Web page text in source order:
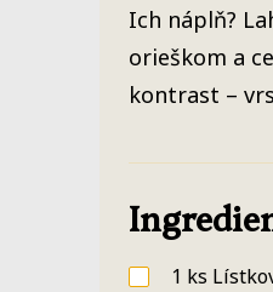
Ich náplň?
orieškom a
kontrast –
1 ks